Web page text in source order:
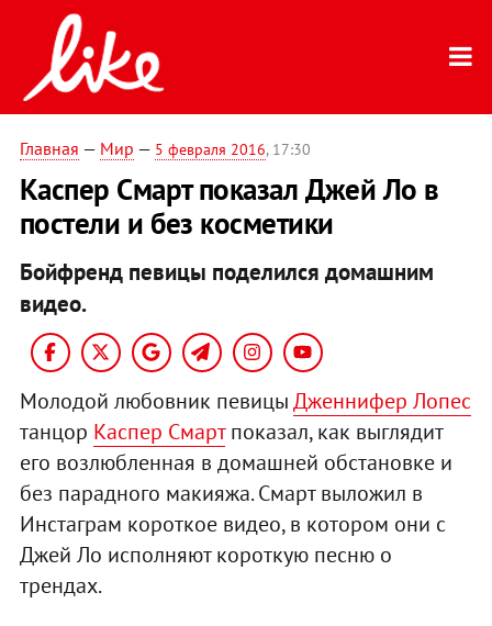
Главная — Мир — 5 февраля 2016, 17:30
Каспер Смарт показал Джей Ло в
постели и без косметики
Бойфренд певицы поделился домашним
видео.
Молодой любовник певицыДженнифер Лопес
танцор Каспер Смартпоказал, как выглядит
его возлюбленная в домашней обстановке и
без парадного макияжа. Смарт выложил в
Инстаграм короткое видео, в котором они с
Джей Ло исполняют короткую песню о
трендах.